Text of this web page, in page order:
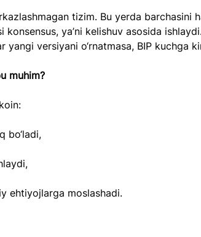
tizim. Bu yerda barchasini
konsensus, ya’ni kelishuv asosida
yangi versiyani o‘rnatmasa, BIP kuchga
muhim?
bo‘ladi,
ehtiyojlarga moslashadi.